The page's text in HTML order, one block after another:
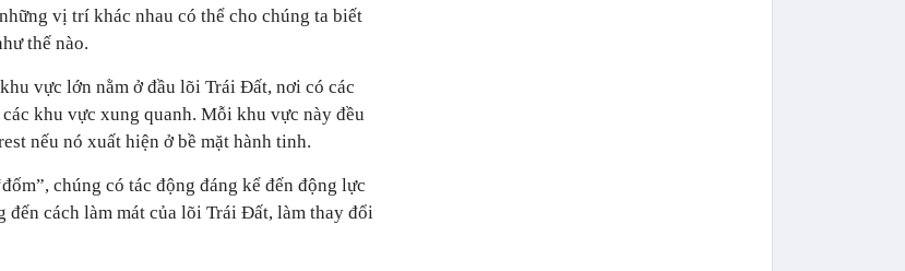
vị trí khác nhau có thể cho chúng ta biết
thế nào.
vực lớn nằm ở đầu lõi Trái Đất, nơi có các
khu vực xung quanh. Mỗi khu vực này đều
nếu nó xuất hiện ở bề mặt hành tinh.
chúng có tác động đáng kể đến động lực
đến cách làm mát của lõi Trái Đất, làm thay đổi